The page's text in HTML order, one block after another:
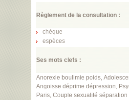
Règlement de la consultation :
chèque
espèces
Ses mots clefs :
Anorexie boulimie poids,
Angoisse déprime dépression,
Paris, Couple sexualité séparation